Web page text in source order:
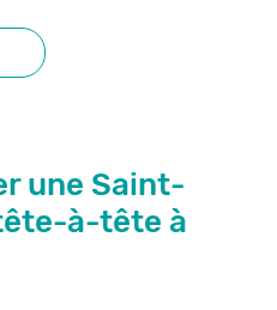
une Saint-
à-tête à